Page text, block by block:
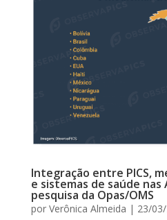
Integração entre PICS,
e sistemas de saúde nas
pesquisa da Opas/OMS
por Verônica Almeida | 23/